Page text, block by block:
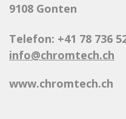
9108 Gonten
Telefon: +41 78 736
info@chromtech.ch
www.chromtech.ch